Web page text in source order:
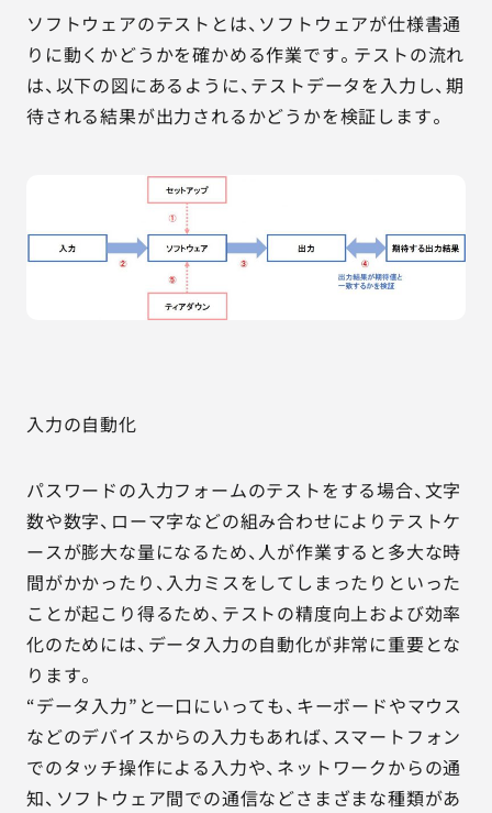
ソフトウェアのテストとは、ソフトウェアが仕様書通
りに動くかどうかを確かめる作業です。テストの流れ
は、以下の図にあるように、テストデータを入力し、期
待される結果が出力されるかどうかを検証します。
入力の自動化
パスワードの入力フォームのテストをする場合、文字
数や数字、ローマ字などの組み合わせによりテストケ
ースが膨大な量になるため、人が作業すると多大な時
間がかかったり、入力ミスをしてしまったりといった
ことが起こり得るため、テストの精度向上および効率
化のためには、データ入力の自動化が非常に重要とな
ります。
“データ入力”と一口にいっても、キーボードやマウス
などのデバイスからの入力もあれば、スマートフォン
でのタッチ操作による入力や、ネットワークからの通
知、ソフトウェア間での通信などさまざまな種類があ